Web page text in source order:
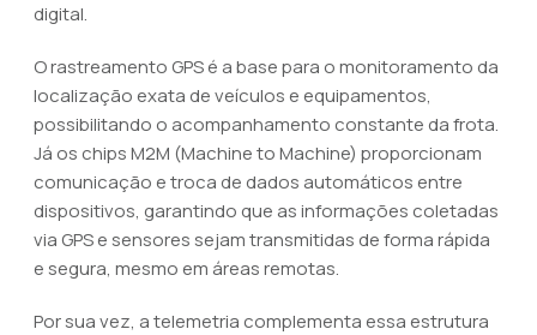
digital.
O rastreamento GPS é a base para o monitoramento da
localização exata de veículos e equipamentos,
possibilitando o acompanhamento constante da frota.
Já os chips M2M (Machine to Machine) proporcionam
comunicação e troca de dados automáticos entre
dispositivos, garantindo que as informações coletadas
via GPS e sensores sejam transmitidas de forma rápida
e segura, mesmo em áreas remotas.
Por sua vez, a telemetria complementa essa estrutura